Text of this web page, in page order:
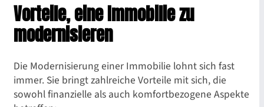
Vorteile, eine Immobilie zu
modernisieren
Die Modernisierung einer Immobilie lohnt sich fast
immer. Sie bringt zahlreiche Vorteile mit sich, die
sowohl finanzielle als auch komfortbezogene Aspekte